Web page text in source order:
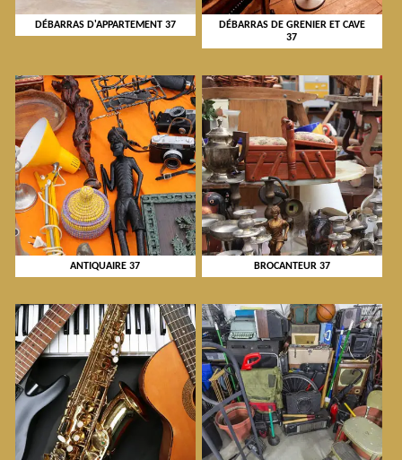
DÉBARRAS D'APPARTEMENT 37
DÉBARRAS DE GRENIER ET CAVE
37
ANTIQUAIRE 37 BROCANTEUR 37